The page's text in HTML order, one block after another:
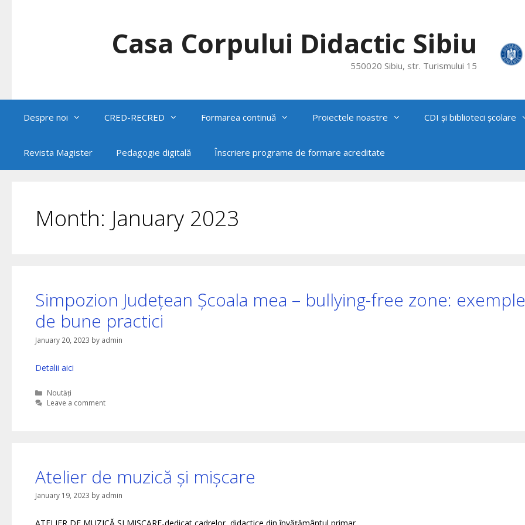
Casa Corpului Didactic Sibiu
550020 Sibiu, str. Turismului 15
Despre noi CRED-RECRED Formarea continuă Proiectele noastre CDI și biblioteci școlare
Revista Magister Pedagogie digitală Înscriere programe de formare acreditate
Month: January 2023
Simpozion Județean Școala mea – bullying-free zone: exemple
de bune practici
January 20, 2023 by admin
Detalii aici
Categories
Noutăți
Leave a comment
Atelier de muzică și mișcare
January 19, 2023 by admin